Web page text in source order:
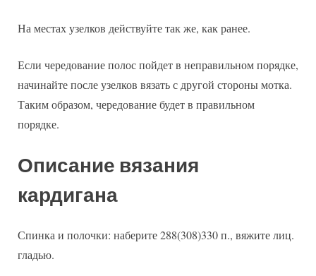
На местах узелков действуйте так же, как ранее.
Если чередование полос пойдет в неправильном порядке,
начинайте после узелков вязать с другой стороны мотка.
Таким образом, чередование будет в правильном
порядке.
Описание вязания
кардигана
Спинка и полочки: наберите 288(308)330 п., вяжите лиц.
гладью.